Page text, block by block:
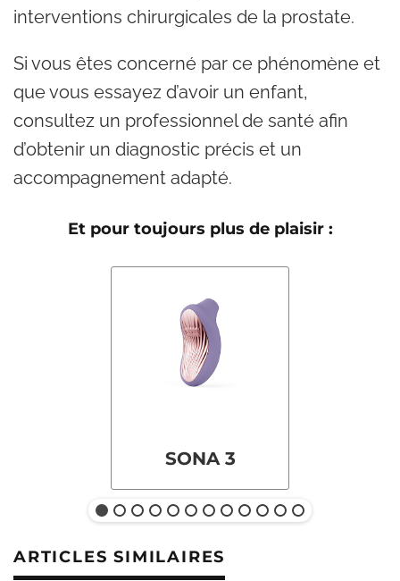
interventions chirurgicales de la prostate.
Si vous êtes concerné par ce phénomène et
que vous essayez d’avoir un enfant,
consultez un professionnel de santé afin
d’obtenir un diagnostic précis et un
accompagnement adapté.
Et pour toujours plus de plaisir :
SONA 3
ARTICLES SIMILAIRES